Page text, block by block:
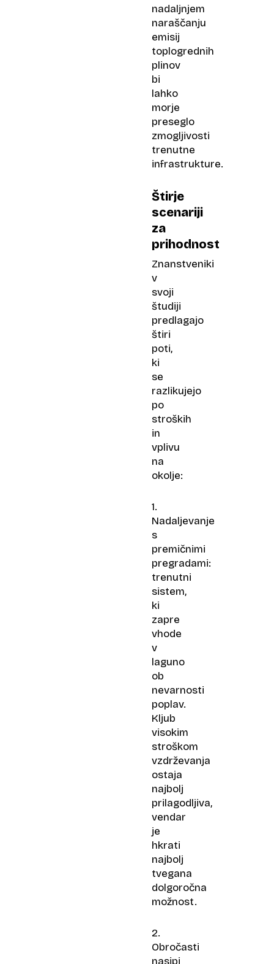
nadaljnjem
naraščanju
emisij
toplogrednih
plinov
bi
lahko
morje
preseglo
zmogljivosti
trenutne
infrastrukture.
Štirje
scenariji
za
prihodnost
Znanstveniki
v
svoji
študiji
predlagajo
štiri
poti,
ki
se
razlikujejo
po
stroških
in
vplivu
na
okolje:
1.
Nadaljevanje
s
premičnimi
pregradami:
trenutni
sistem,
ki
zapre
vhode
v
laguno
ob
nevarnosti
poplav.
Kljub
visokim
stroškom
vzdrževanja
ostaja
najbolj
prilagodljiva,
vendar
je
hkrati
najbolj
tvegana
dolgoročna
možnost.
2.
Obročasti
nasipi